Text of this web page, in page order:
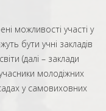
можливості участі у
бути учні закладів
(далі – заклади
молодіжних
у самовиховних